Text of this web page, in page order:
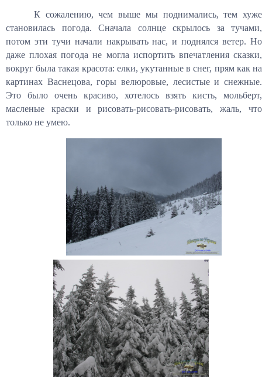
К сожалению, чем выше мы поднимались, тем хуже
становилась погода. Сначала солнце скрылось за тучами,
потом эти тучи начали накрывать нас, и поднялся ветер. Но
даже плохая погода не могла испортить впечатления сказки,
вокруг была такая красота: елки, укутанные в снег, прям как на
картинах Васнецова, горы велюровые, лесистые и снежные.
Это было очень красиво, хотелось взять кисть, мольберт,
масленые краски и рисовать-рисовать-рисовать, жаль, что
только не умею.